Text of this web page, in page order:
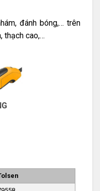
đánh bóng,… trên
thạch cao,…